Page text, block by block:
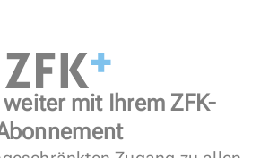
mit Ihrem ZFK-